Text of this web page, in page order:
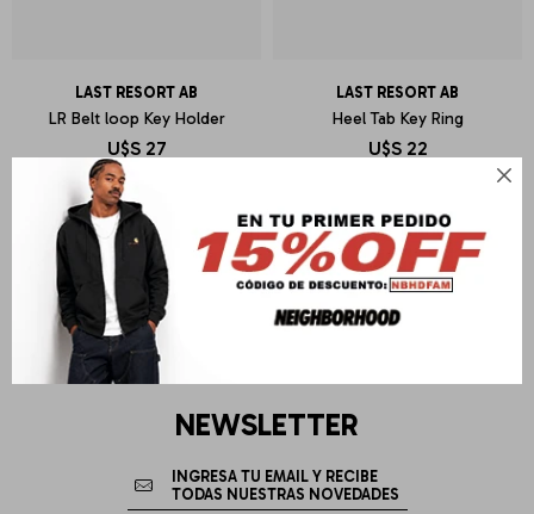

LAST RESORT AB
LR Belt loop Key Holder
U$S 27
LAST RESORT AB
Heel Tab Key Ring
U$S 22
NEWSLETTER